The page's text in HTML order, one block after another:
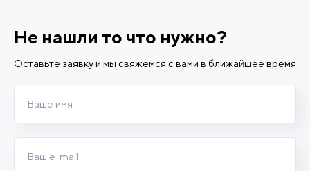
Не нашли то что нужно?
Оставьте заявку и мы свяжемся с вами в ближайшее время